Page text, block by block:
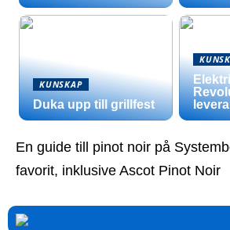
KUNSKAP
Duka upp till grillfest
En guide till pinot noir på
favorit, inklusive Ascot Pinot Noir